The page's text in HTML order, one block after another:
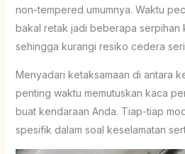
non-tempered umumnya. Waktu
bakal retak jadi beberapa serpihan
sehingga kurangi resiko cedera
Menyadari ketaksamaan di antara
penting waktu memutuskan kaca
buat kendaraan Anda. Tiap-tiap
spesifik dalam soal keselamatan